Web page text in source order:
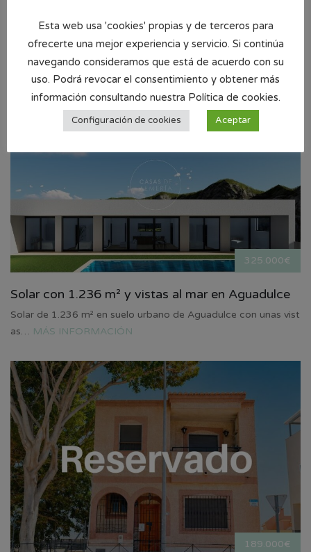
frente a calle Iglesia
¿Te gustaría vivir en una de las mejores zonas de El Ejido?…
ÁS INFORMACIÓN
325.000€
Solar con 1.236 m² y vistas al mar en Aguadulce
Solar de 1.236 m² en suelo urbano de Aguadulce con unas vist
as… MÁS INFORMACIÓN
189.000€
Esta web usa 'cookies' propias y de terceros para
ofrecerte una mejor experiencia y servicio. Si continúa
navegando consideramos que está de acuerdo con su
uso. Podrá revocar el consentimiento y obtener más
información consultando nuestra Política de cookies.
Configuración de cookies Aceptar